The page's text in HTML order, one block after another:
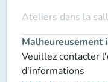
Ateliers dans la
Malheureusement
Veuillez contacter
d'informations